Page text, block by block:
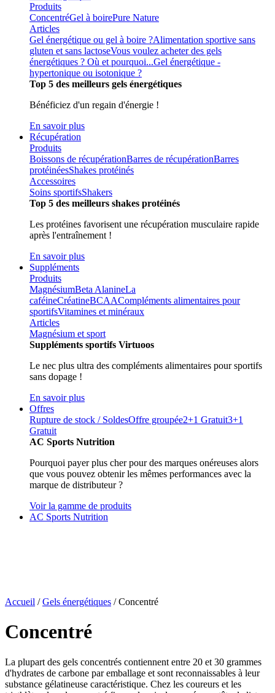
Produits
ConcentréGel à boirePure Nature
Articles
Gel énergétique ou gel à boire ?Alimentation sportive sans
gluten et sans lactoseVous voulez acheter des gels
énergétiques ? Où et pourquoi...Gel énergétique -
hypertonique ou isotonique ?
Top 5 des meilleurs gels énergétiques
Bénéficiez d'un regain d'énergie !
En savoir plus
Récupération
Produits
Boissons de récupérationBarres de récupérationBarres
protéinéesShakes protéinés
Accessoires
Soins sportifsShakers
Top 5 des meilleurs shakes protéinés
Les protéines favorisent une récupération musculaire rapide
après l'entraînement !
En savoir plus
Suppléments
Produits
MagnésiumBeta AlanineLa
caféineCréatineBCAACompléments alimentaires pour
sportifsVitamines et minéraux
Articles
Magnésium et sport
Suppléments sportifs Virtuoos
Le nec plus ultra des compléments alimentaires pour sportifs
sans dopage !
En savoir plus
Offres
Rupture de stock / SoldesOffre groupée2+1 Gratuit3+1
Gratuit
AC Sports Nutrition
Pourquoi payer plus cher pour des marques onéreuses alors
que vous pouvez obtenir les mêmes performances avec la
marque de distributeur ?
Voir la gamme de produits
AC Sports Nutrition
Accueil /Gels énergétiques / Concentré
Concentré
La plupart des gels concentrés contiennent entre 20 et 30 grammes
d'hydrates de carbone par emballage et sont reconnaissables à leur
substance gélatineuse caractéristique. Chez les coureurs et les